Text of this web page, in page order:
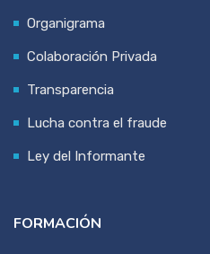
Organigrama
Colaboración Privada
Transparencia
Lucha contra el fraude
Ley del Informante
FORMACIÓN